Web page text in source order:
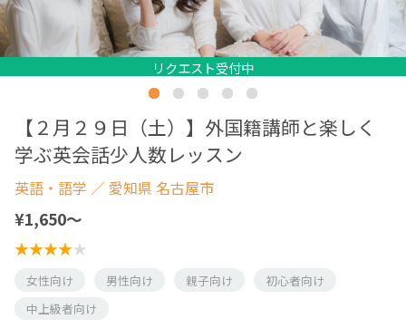
リクエスト受付中
リクエスト受付中
リクエスト受付中
リクエスト受付中
リクエスト受付中
リクエスト受付中
【２月２９日（土）】外国籍講師と楽しく
学ぶ英会話少人数レッスン
英語・語学 ／ 愛知県 名古屋市
¥1,650〜
女性向け 男性向け 親子向け
初心者向け
中上級者向け